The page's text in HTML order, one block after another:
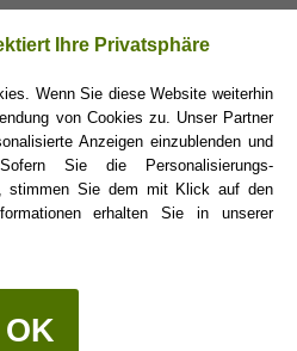
Ihre Privatsphäre
Wenn Sie diese Website weiterhin
von Cookies zu. Unser Partner
Anzeigen einzublenden und
Sie die Personalisierungs-
stimmen Sie dem mit Klick auf den
erhalten Sie in unserer
OK